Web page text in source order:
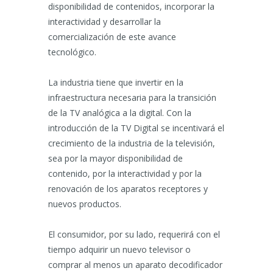
disponibilidad de contenidos, incorporar la
interactividad y desarrollar la
comercialización de este avance
tecnológico.
La industria tiene que invertir en la
infraestructura necesaria para la transición
de la TV analógica a la digital. Con la
introducción de la TV Digital se incentivará el
crecimiento de la industria de la televisión,
sea por la mayor disponibilidad de
contenido, por la interactividad y por la
renovación de los aparatos receptores y
nuevos productos.
El consumidor, por su lado, requerirá con el
tiempo adquirir un nuevo televisor o
comprar al menos un aparato decodificador